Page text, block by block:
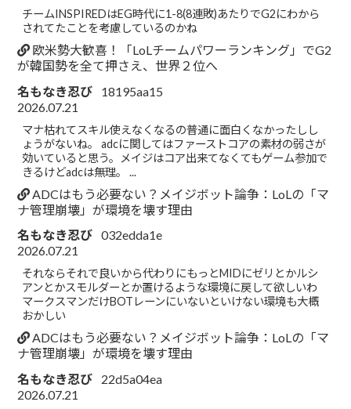
チームINSPIREDはEG時代に1-8(8連敗)あたりでG2にわから
されてたことを考慮しているのかね
欧米勢大歓喜！「LoLチームパワーランキング」でG2
が韓国勢を全て押さえ、世界２位へ
名もなき忍び
18195aa15
2026.07.21
マナ枯れてスキル使えなくなるの普通に面白くなかったしし
ょうがないね。 adcに関してはファーストコアの素材の弱さが
効いていると思う。メイジはコア出来てなくてもゲーム参加で
きるけどadcは無理。 ...
ADCはもう必要ない？メイジボット論争：LoLの「マ
ナ管理崩壊」が環境を壊す理由
名もなき忍び 032edda1e
2026.07.21
それならそれで良いから代わりにもっとMIDにゼリとかルシ
アンとかスモルダーとか置けるような環境に戻して欲しいわ
マークスマンだけBOTレーンにいないといけない環境も大概
おかしい
ADCはもう必要ない？メイジボット論争：LoLの「マ
ナ管理崩壊」が環境を壊す理由
名もなき忍び
22d5a04ea
2026.07.21